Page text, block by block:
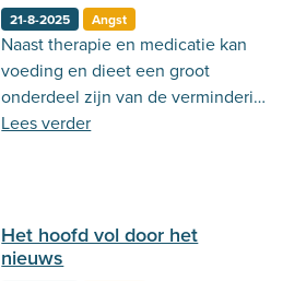
21-8-2025 Angst
Naast therapie en medicatie kan
voeding en dieet een groot
onderdeel zijn van de vermindering
van angstklachten. Daarnaast kan
Lees verder
Het hoofd vol door het
nieuws